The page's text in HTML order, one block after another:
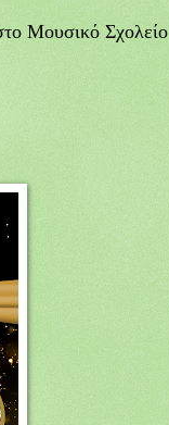
Μουσικό Σχολείο